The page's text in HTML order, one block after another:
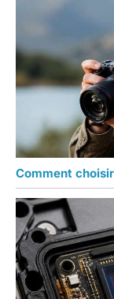
Comment